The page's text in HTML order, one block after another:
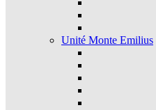
Unité Monte Emilius